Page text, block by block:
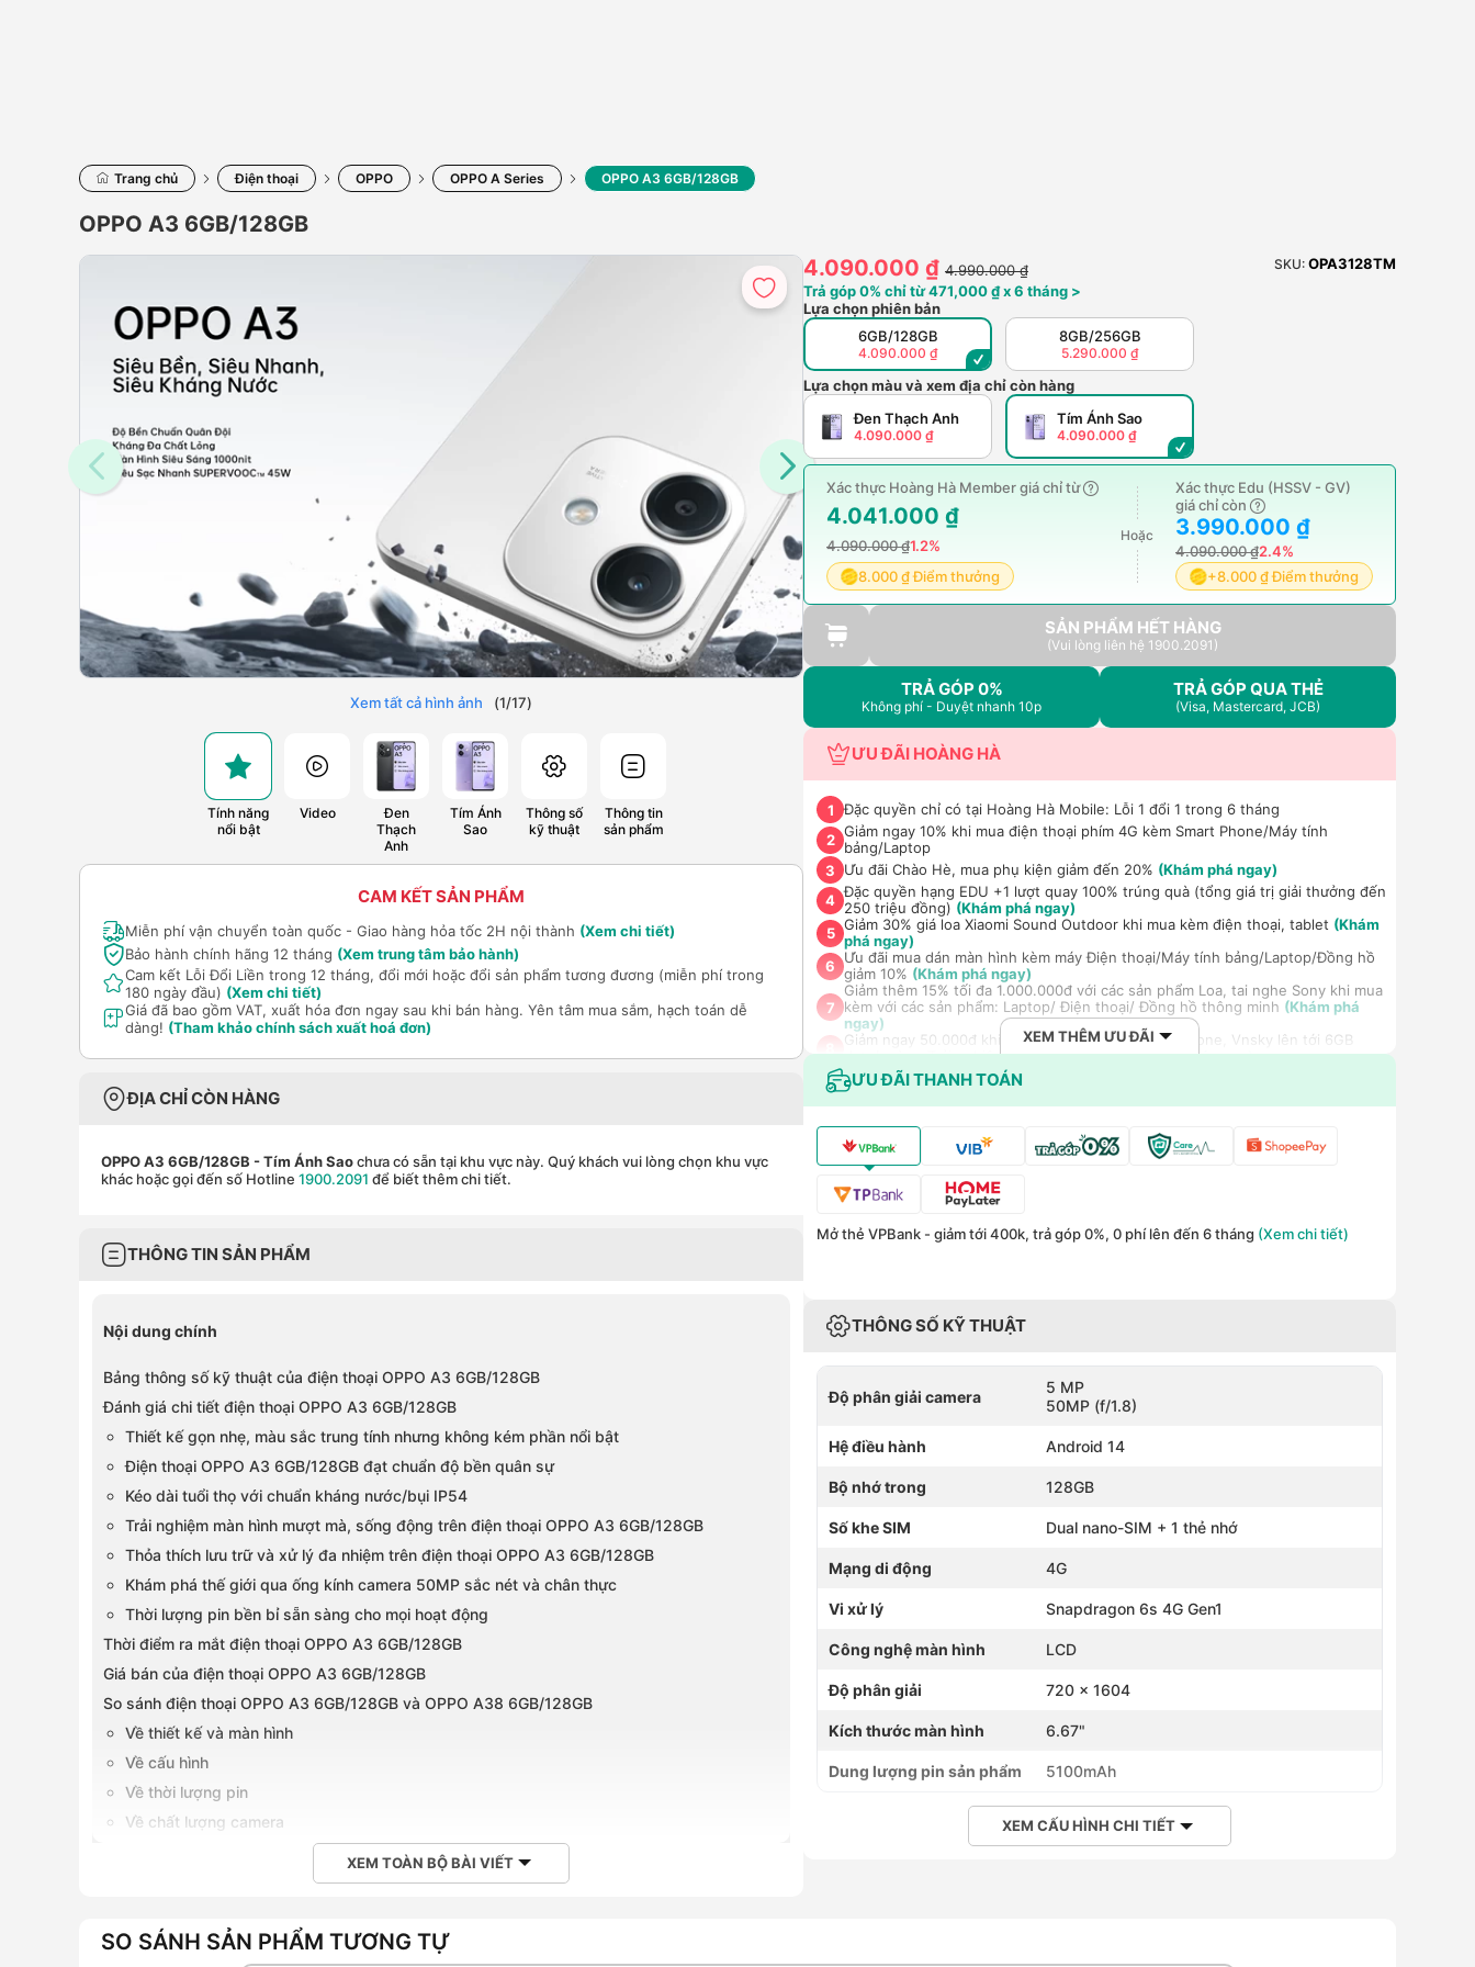
Trang chủ Điện thoại OPPO OPPO A Series OPPO A3 6GB/128GB
OPPO A3 6GB/128GB
Xem tất cả hình ảnh (1/17)
Tính năng
nổi bật
Video
Đen
Thạch
Anh
Tím Ánh
Sao
Thông số
kỹ thuật
Thông tin
sản phẩm
CAM KẾT SẢN PHẨM
Miễn phí vận chuyển toàn quốc - Giao hàng hỏa tốc 2H nội thành (Xem chi tiết)
Bảo hành chính hãng 12 tháng (Xem trung tâm bảo hành)
Cam kết Lỗi Đổi Liền trong 12 tháng, đổi mới hoặc đổi sản phẩm tương đương (miễn phí trong
180 ngày đầu) (Xem chi tiết)
Giá đã bao gồm VAT, xuất hóa đơn ngay sau khi bán hàng. Yên tâm mua sắm, hạch toán dễ
dàng! (Tham khảo chính sách xuất hoá đơn)
ĐỊA CHỈ CÒN HÀNG
OPPO A3 6GB/128GB - Tím Ánh Saochưa có sẵn tại khu vực này. Quý khách vui lòng chọn khu vực
khác hoặc gọi đến số Hotline 1900.2091 để biết thêm chi tiết.
THÔNG TIN SẢN PHẨM
Nội dung chính
Bảng thông số kỹ thuật của điện thoại OPPO A3 6GB/128GB
Đánh giá chi tiết điện thoại OPPO A3 6GB/128GB
Thiết kế gọn nhẹ, màu sắc trung tính nhưng không kém phần nổi bật
Điện thoại OPPO A3 6GB/128GB đạt chuẩn độ bền quân sự
Kéo dài tuổi thọ với chuẩn kháng nước/bụi IP54
Trải nghiệm màn hình mượt mà, sống động trên điện thoại OPPO A3 6GB/128GB
Thỏa thích lưu trữ và xử lý đa nhiệm trên điện thoại OPPO A3 6GB/128GB
Khám phá thế giới qua ống kính camera 50MP sắc nét và chân thực
Thời lượng pin bền bỉ sẵn sàng cho mọi hoạt động
Thời điểm ra mắt điện thoại OPPO A3 6GB/128GB
Giá bán của điện thoại OPPO A3 6GB/128GB
So sánh điện thoại OPPO A3 6GB/128GB và OPPO A38 6GB/128GB
Về thiết kế và màn hình
Về cấu hình
Về thời lượng pin
Về chất lượng camera
Mua điện thoại OPPO A3 6GB/128GB chính hãng tại Hoàng Hà Mobile
Sản phẩm mang đến hiệu suất vượt trội nhờ sự kết hợp giữa chipset Snapdragon 6s 4G Gen 1,
RAM 6GB và bộ nhớ 128GB. Sản phẩm được trang bị viên pin 5.100mAh hỗ trợ sạc nhanh 45W,
XEM TOÀN BỘ BÀI VIẾT
4.090.000 ₫ 4.990.000 ₫ SKU: OPA3128TM
Trả góp 0% chỉ từ 471,000 ₫ x 6 tháng >
Lựa chọn phiên bản
6GB/128GB
4.090.000 ₫
8GB/256GB
5.290.000 ₫
Lựa chọn màu và xem địa chỉ còn hàng
Đen Thạch Anh
4.090.000 ₫
Tím Ánh Sao
4.090.000 ₫
Xác thực Hoàng Hà Member giá chỉ từ
4.041.000 ₫
4.090.000 ₫1.2%
8.000 ₫ Điểm thưởng
Hoặc
Xác thực Edu (HSSV - GV)
giá chỉ còn
3.990.000 ₫
4.090.000 ₫2.4%
+8.000 ₫ Điểm thưởng
SẢN PHẨM HẾT HÀNG
(Vui lòng liên hệ 1900.2091)
TRẢ GÓP 0%
Không phí - Duyệt nhanh 10p
TRẢ GÓP QUA THẺ
(Visa, Mastercard, JCB)
ƯU ĐÃI HOÀNG HÀ
1
Đặc quyền chỉ có tại Hoàng Hà Mobile: Lỗi 1 đổi 1 trong 6 tháng
2 Giảm ngay 10% khi mua điện thoại phím 4G kèm Smart Phone/Máy tính
bảng/Laptop
3
Ưu đãi Chào Hè, mua phụ kiện giảm đến 20% (Khám phá ngay)
4 Đặc quyền hạng EDU +1 lượt quay 100% trúng quà (tổng giá trị giải thưởng đến
250 triệu đồng) (Khám phá ngay)
5 Giảm 30% giá loa Xiaomi Sound Outdoor khi mua kèm điện thoại, tablet (Khám
phá ngay)
6
Ưu đãi mua dán màn hình kèm máy Điện thoại/Máy tính bảng/Laptop/Đồng hồ
giảm 10% (Khám phá ngay)
7
Giảm thêm 15% tối đa 1.000.000đ với các sản phẩm Loa, tai nghe Sony khi mua
kèm với các sản phẩm: Laptop/ Điện thoại/ Đồng hồ thông minh (Khám phá
ngay)
Giảm ngay 50.000đ khi mua gói cước di động Mobifone, Vnsky lên tới 6GB
data/ngày - Trải nghiệm 5G chỉ 99k/tháng(Khám phá ngay)
9 Nhận báo giá tốt nhất cho khách hàng doanh nghiệp B2B khi mua số lượng lớn
(Khám phá ngay)
XEM THÊM ƯU ĐÃI
ƯU ĐÃI THANH TOÁN
Mở thẻ VPBank - giảm tới 400k, trả góp 0%, 0 phí lên đến 6 tháng (Xem chi tiết)
THÔNG SỐ KỸ THUẬT
Độ phân giải camera
5 MP
50MP (f/1.8)
Hệ điều hành Android 14
Bộ nhớ trong 128GB
Số khe SIM Dual nano-SIM + 1 thẻ nhớ
Mạng di động 4G
Vi xử lý Snapdragon 6s 4G Gen1
Công nghệ màn hình LCD
Độ phân giải 720 x 1604
Kích thước màn hình 6.67"
Dung lượng pin sản phẩm 5100mAh
XEM CẤU HÌNH CHI TIẾT
SO SÁNH SẢN PHẨM TƯƠNG TỰ